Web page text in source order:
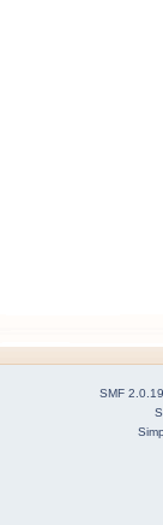
SMF 2.0.19